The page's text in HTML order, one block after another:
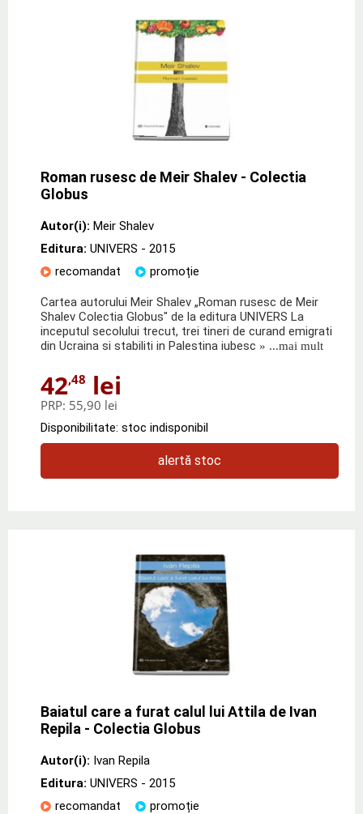
Roman rusesc de Meir Shalev - Colectia
Globus
Autor(i): Meir Shalev
Editura: UNIVERS - 2015
recomandat
promoție
Cartea autorului Meir Shalev „Roman rusesc de Meir
Shalev Colectia Globus" de la editura UNIVERS La
inceputul secolului trecut, trei tineri de curand emigrati
din Ucraina si stabiliti in Palestina iubesc » ...mai mult
42,48 lei
PRP: 55,90 lei
Disponibilitate: stoc indisponibil
alertă stoc
Baiatul care a furat calul lui Attila de Ivan
Repila - Colectia Globus
Autor(i): Ivan Repila
Editura: UNIVERS - 2015
recomandat
promoție